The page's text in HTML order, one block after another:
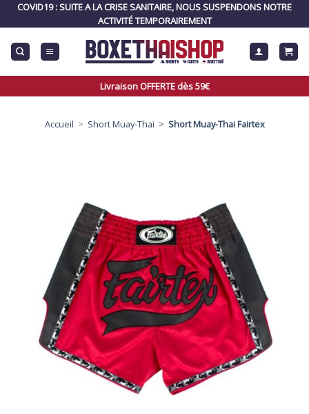
COVID19 : SUITE A LA CRISE SANITAIRE, NOUS SUSPENDONS NOTRE
ACTIVITÉ TEMPORAIREMENT
Livraison OFFERTE dès 59€
Accueil > Short Muay-Thai > Short Muay-Thai Fairtex